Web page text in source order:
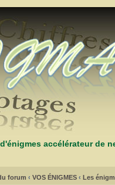
accélérateur de
forum ‹ VOS ÉNIGMES ‹ Les